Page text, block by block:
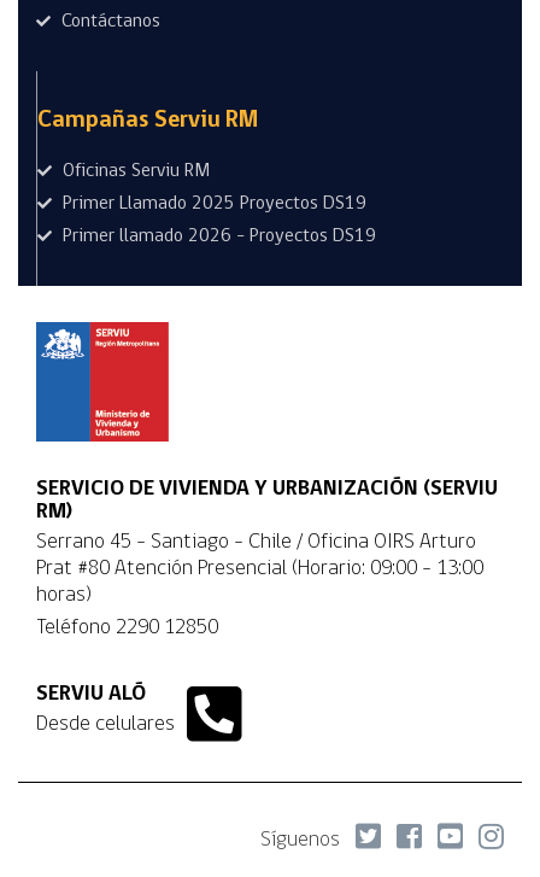
Contáctanos
Campañas Serviu RM
Oficinas Serviu RM
Primer Llamado 2025 Proyectos DS19
Primer llamado 2026 - Proyectos DS19
SERVICIO DE VIVIENDA Y URBANIZACIÓN (SERVIU
RM)
Serrano 45 - Santiago - Chile / Oficina OIRS Arturo
Prat #80 Atención Presencial (Horario: 09:00 - 13:00
horas)
Teléfono 2290 12850
SERVIU ALÓ
Desde celulares
Síguenos